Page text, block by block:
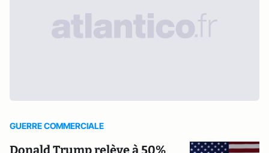
GUERRE COMMERCIALE
Donald Trump relève à 50%